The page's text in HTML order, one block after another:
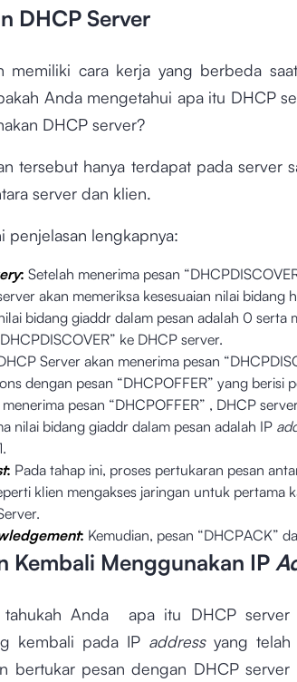
DHCP Server
memiliki cara kerja yang berbeda
Anda mengetahui apa itu DHCP
DHCP server?
tersebut hanya terdapat pada server
server dan klien.
penjelasan lengkapnya:
: Setelah menerima pesan
akan memeriksa kesesuaian nilai bidang
bidang giaddr dalam pesan adalah 0 serta
ke DHCP server.
Server akan menerima pesan
dengan pesan “DHCPOFFER” yang berisi
pesan “DHCPOFFER” , DHCP
nilai bidang giaddr dalam pesan adalah IP
: Pada tahap ini, proses pertukaran pesan
klien mengakses jaringan untuk pertama
: Kemudian, pesan “DHCPACK”
Kembali Menggunakan IP
tahukah Anda apa itu DHCP server
kembali pada IP address yang telah
bertukar pesan dengan DHCP